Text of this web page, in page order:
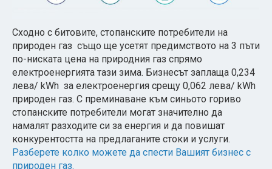
Сходно с битовите, стопанските потребители на
природен газ също ще усетят предимството на 3 пъти
по-ниската цена на природния газ спрямо
електроенергията тази зима. Бизнесът заплаща 0,234
лева/ kWh за електроенергия срещу 0,062 лева/ kWh
природен газ. С преминаване към синьото гориво
стопанските потребители могат значително да
намалят разходите си за енергия и да повишат
конкурентостта на предлаганите стоки и услуги.
Разберете колко можете да спести Вашият бизнес с
природен газ.